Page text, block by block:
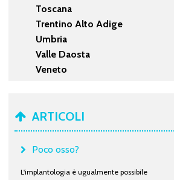
Toscana
Trentino Alto Adige
Umbria
Valle Daosta
Veneto
ARTICOLI
Poco osso?
L'implantologia è ugualmente possibile